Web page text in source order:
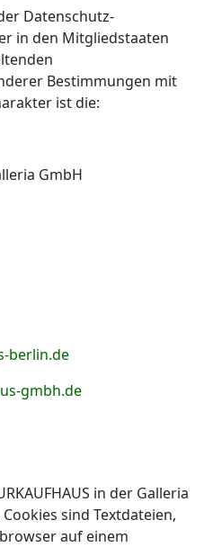
Datenschutz-
in den Mitgliedstaaten
Bestimmungen mit
ist die:
GmbH
berlin.de
gmbh.de
in der Galleria
sind Textdateien,
auf einem